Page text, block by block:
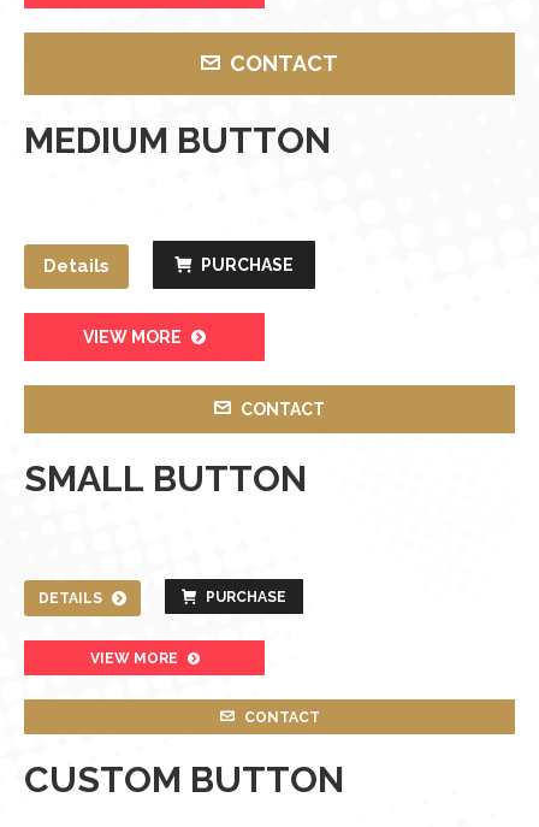
CONTACT
MEDIUM BUTTON
Details PURCHASE
VIEW MORE
CONTACT
SMALL BUTTON
DETAILS PURCHASE
VIEW MORE
CONTACT
CUSTOM BUTTON